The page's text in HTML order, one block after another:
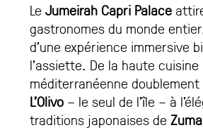
LeJumeirah Capri Palace
gastronomes du monde
d’une expérience immersive
l’assiette. De la haute cuisine
méditerranéenne
L’Olivo – le seul de l’île – à
traditions japonaises deZuma